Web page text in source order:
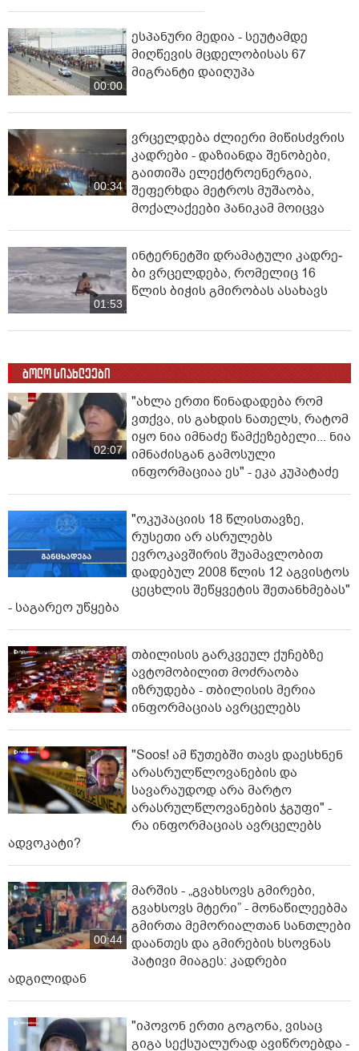
00:00
ესპანური მედია - სეუტამდე
მიღწევის მცდელობისას 67
მიგრანტი დაიღუპა
00:34
ვრცელდება ძლიერი მიწისძვრის
კადრები - დაზიანდა შენობები,
გაითიშა ელექტროენერგია,
შეფერხდა მეტროს მუშაობა,
მოქალაქეები პანიკამ მოიცვა
01:53
ინ­ტერ­ნეტ­ში დრა­მა­ტუ­ლი კად­რე­
ბი ვრცელდება, რომელიც 16
წლის ბიჭის გმირობას ასახავს
ბოლო სიახლეები
02:07
"ახლა ერთი წინადადება რომ
ვთქვა, ის გახდის ნათელს, რატომ
იყო ნია იმნაძე წამქეზებელი... ნია
იმნაძისგან გამოსული
ინფორმაციაა ეს" - ეკა კუპატაძე
"ოკუპაციის 18 წლისთავზე,
რუსეთი არ ასრულებს
ევროკავშირის შუამავლობით
დადებულ 2008 წლის 12 აგვისტოს
ცეცხლის შეწყვეტის შეთანხმებას"
- საგარეო უწყება
თბილისის გარკვეულ ქუჩებზე
ავტომობილით მოძრაობა
იზრუდება - თბილისის მერია
ინფორმაციას ავრცელებს
"Soos! ამ წუთებში თავს დაესხნენ
არასრულწლოვანების და
სავარაუდოდ არა მარტო
არასრულწლოვანების ჯგუფი" -
რა ინფორმაციას ავრცელებს
ადვოკატი?
00:44
მარშის - „გვახსოვს გმირები,
გვახსოვს მტერი” - მონაწილეებმა
გმირთა მემორიალთან სანთლები
დაანთეს და გმირების ხსოვნას
პატივი მიაგეს: კადრები
ადგილიდან
"იპოვონ ერთი გოგონა, ვისაც
გიგა სექსუალურად ავიწროებდა -